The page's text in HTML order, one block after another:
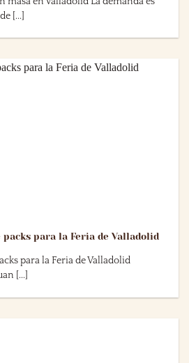
[...]
packs para la Feria de Valladolid
para la Feria de Valladolid
[...]